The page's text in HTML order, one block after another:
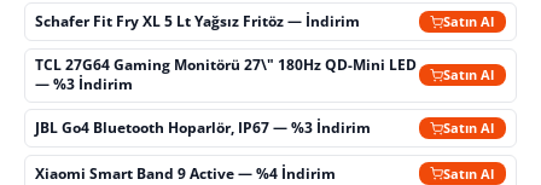
Schafer Fit Fry XL 5 Lt Yağsız Fritöz — İndirim Satın Al
TCL 27G64 Gaming Monitörü 27\" 180Hz QD-Mini LED
— %3 İndirim
Satın Al
JBL Go4 Bluetooth Hoparlör, IP67 — %3 İndirim Satın Al
Xiaomi Smart Band 9 Active — %4 İndirim Satın Al